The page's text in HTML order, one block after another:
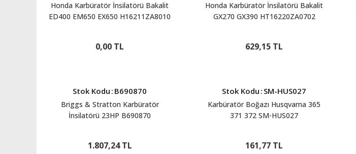
Honda Karbüratör İnsilatörü Bakalit
ED400 EM650 EX650 H16211ZA8010
0,00 TL
Honda Karbüratör İnsilatörü Bakalit
GX270 GX390 HT16220ZA0702
629,15 TL
Stok Kodu : B690870
Briggs & Stratton Karbüratör
İnsilatörü 23HP B690870
1.807,24 TL
Stok Kodu : SM-HUS027
Karbüratör Boğazı Husqvarna 365
371 372 SM-HUS027
161,77 TL